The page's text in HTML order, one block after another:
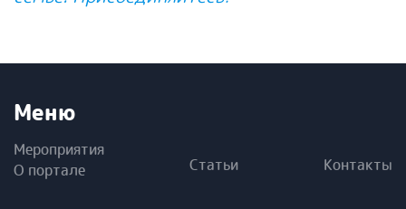
Меню
Мероприятия
О портале
Статьи Контакты